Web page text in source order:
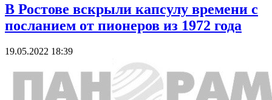
В Ростове вскрыли капсулу времени с
посланием от пионеров из 1972 года
19.05.2022 18:39